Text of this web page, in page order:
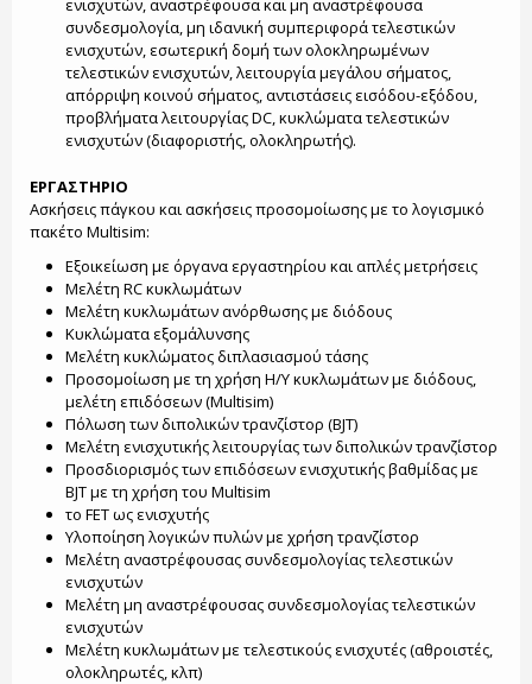
ενισχυτών, αναστρέφουσα και μη αναστρέφουσα
συνδεσμολογία, μη ιδανική συμπεριφορά τελεστικών
ενισχυτών, εσωτερική δομή των ολοκληρωμένων
τελεστικών ενισχυτών, λειτουργία μεγάλου σήματος,
απόρριψη κοινού σήματος, αντιστάσεις εισόδου-εξόδου,
προβλήματα λειτουργίας DC, κυκλώματα τελεστικών
ενισχυτών (διαφοριστής, ολοκληρωτής).
ΕΡΓΑΣΤΗΡΙΟ
Ασκήσεις πάγκου και ασκήσεις προσομοίωσης με το λογισμικό
πακέτο Multisim:
Εξοικείωση με όργανα εργαστηρίου και απλές μετρήσεις
Μελέτη RC κυκλωμάτων
Μελέτη κυκλωμάτων ανόρθωσης με διόδους
Κυκλώματα εξομάλυνσης
Μελέτη κυκλώματος διπλασιασμού τάσης
Προσομοίωση με τη χρήση Η/Υ κυκλωμάτων με διόδους,
μελέτη επιδόσεων (Multisim)
Πόλωση των διπολικών τρανζίστορ (BJT)
Μελέτη ενισχυτικής λειτουργίας των διπολικών τρανζίστορ
Προσδιορισμός των επιδόσεων ενισχυτικής βαθμίδας με
BJT με τη χρήση του Multisim
το FET ως ενισχυτής
Υλοποίηση λογικών πυλών με χρήση τρανζίστορ
Μελέτη αναστρέφουσας συνδεσμολογίας τελεστικών
ενισχυτών
Μελέτη μη αναστρέφουσας συνδεσμολογίας τελεστικών
ενισχυτών
Μελέτη κυκλωμάτων με τελεστικούς ενισχυτές (αθροιστές,
ολοκληρωτές, κλπ)